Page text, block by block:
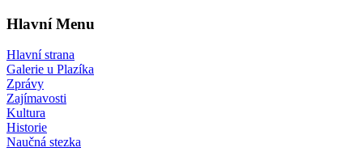
Hlavní Menu
Hlavní strana
Galerie u Plazíka
Zprávy
Zajímavosti
Kultura
Historie
Naučná stezka